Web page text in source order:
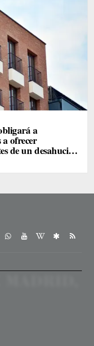
a
ofrecer
de un desahucio